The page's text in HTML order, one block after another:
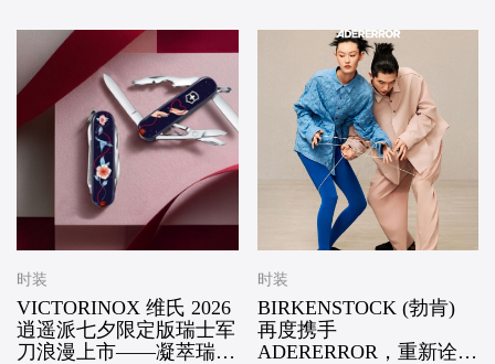
舒适实穿追求
时装
VICTORINOX 维氏 2026
逍遥派七夕限定版瑞士军
刀浪漫上市——凝萃瑞士
时装
BIRKENSTOCK (勃肯)
再度携手
ADERERROR，重新诠释